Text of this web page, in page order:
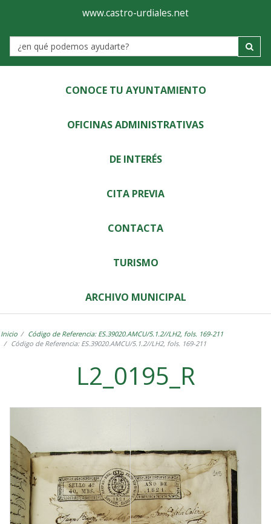
Ayuntamiento
de
Castro-
Urdiales
www.castro-urdiales.net
Label
CONOCE TU AYUNTAMIENTO
OFICINAS ADMINISTRATIVAS
DE INTERÉS
CITA PREVIA
CONTACTA
TURISMO
ARCHIVO MUNICIPAL
Inicio
Código de Referencia: ES.39020.AMCU/5.1.2//LH2, fols. 169-211
Código de Referencia: ES.39020.AMCU/5.1.2//LH2, fols. 169-211
L2_0195_R